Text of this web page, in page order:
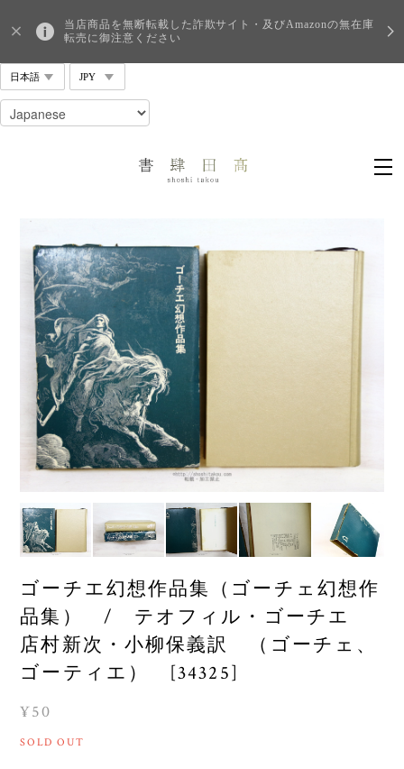
当店商品を無断転載した詐欺サイト・及びAmazonの無在庫
転売に御注意ください
ゴーチエ幻想作品集（ゴーチェ幻想作
品集） / テオフィル・ゴーチエ
店村新次・小柳保義訳 （ゴーチェ、
ゴーティエ） [34325]
¥50
SOLD OUT